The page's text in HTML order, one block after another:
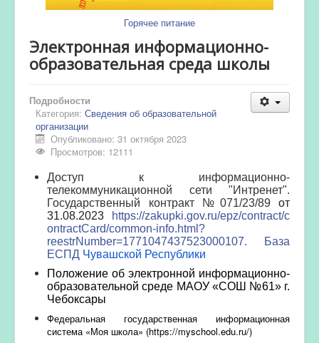
Горячее питание
Электронная информационно-
образовательная среда школы
Подробности
Категория: Сведения об образовательной
организации
Опубликовано: 31 октября 2023
Просмотров: 12111
Доступ к информационно-
телекоммуникационной сети "Интренет".
Государственный контракт №071/23/89 от
31.08.2023
https://zakupki.gov.ru/epz/contract/c
ontractCard/common-info.html?
reestrNumber=1771047437523000107.
База
ЕСПД Чувашской Республики
Положение об электронной информационно-
образовательной среде МАОУ «СОШ №61» г.
Чебоксары
Федеральная государственная информационная
система «Моя школа» (https://myschool.edu.ru/)